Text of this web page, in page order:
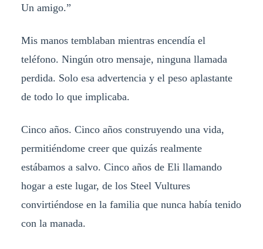
Un amigo.”
Mis manos temblaban mientras encendía el
teléfono. Ningún otro mensaje, ninguna llamada
perdida. Solo esa advertencia y el peso aplastante
de todo lo que implicaba.
Cinco años. Cinco años construyendo una vida,
permitiéndome creer que quizás realmente
estábamos a salvo. Cinco años de Eli llamando
hogar a este lugar, de los Steel Vultures
convirtiéndose en la familia que nunca había tenido
con la manada.